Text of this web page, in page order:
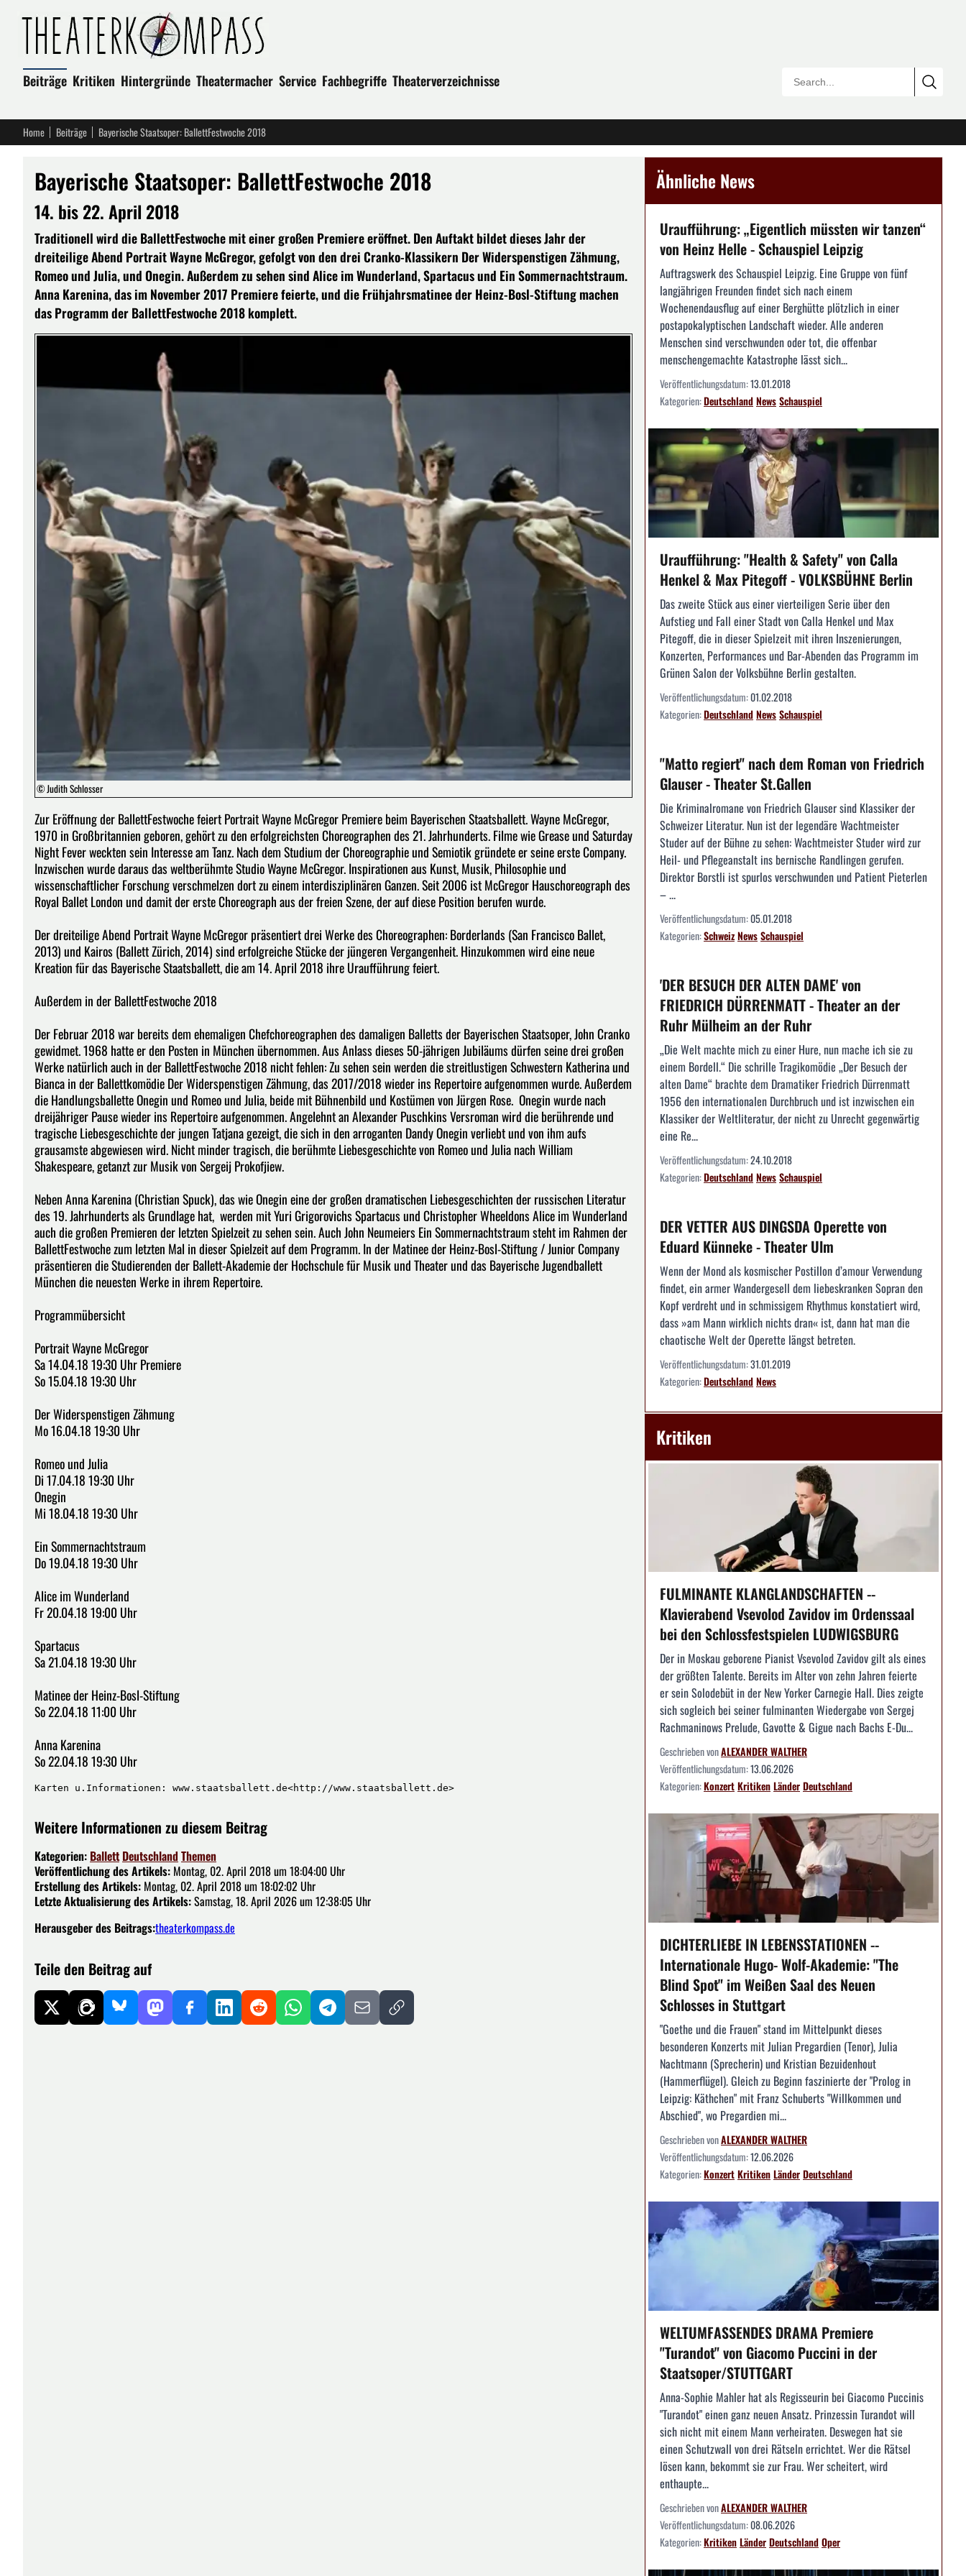
Beiträge Kritiken Hintergründe Theatermacher Service Fachbegriffe Theaterverzeichnisse
Home Beiträge Bayerische Staatsoper: BallettFestwoche 2018
Bayerische Staatsoper: BallettFestwoche 2018
14. bis 22. April 2018
Traditionell wird die BallettFestwoche mit einer großen Premiere eröffnet. Den Auftakt bildet dieses Jahr der
dreiteilige Abend Portrait Wayne McGregor, gefolgt von den drei Cranko-Klassikern Der Widerspenstigen Zähmung,
Romeo und Julia, und Onegin. Außerdem zu sehen sind Alice im Wunderland, Spartacus und Ein Sommernachtstraum.
Anna Karenina, das im November 2017 Premiere feierte, und die Frühjahrsmatinee der Heinz-Bosl-Stiftung machen
das Programm der BallettFestwoche 2018 komplett.
© Judith Schlosser
Zur Eröffnung der BallettFestwoche feiert Portrait Wayne McGregor Premiere beim Bayerischen Staatsballett. Wayne McGregor,
1970 in Großbritannien geboren, gehört zu den erfolgreichsten Choreographen des 21. Jahrhunderts. Filme wie Grease und Saturday
Night Fever weckten sein Interesse am Tanz. Nach dem Studium der Choreographie und Semiotik gründete er seine erste Company.
Inzwischen wurde daraus das weltberühmte Studio Wayne McGregor. Inspirationen aus Kunst, Musik, Philosophie und
wissenschaftlicher Forschung verschmelzen dort zu einem interdisziplinären Ganzen. Seit 2006 ist McGregor Hauschoreograph des
Royal Ballet London und damit der erste Choreograph aus der freien Szene, der auf diese Position berufen wurde.
Der dreiteilige Abend Portrait Wayne McGregor präsentiert drei Werke des Choreographen: Borderlands (San Francisco Ballet,
2013) und Kairos (Ballett Zürich, 2014) sind erfolgreiche Stücke der jüngeren Vergangenheit. Hinzukommen wird eine neue
Kreation für das Bayerische Staatsballett, die am 14. April 2018 ihre Uraufführung feiert.
Außerdem in der BallettFestwoche 2018
Der Februar 2018 war bereits dem ehemaligen Chefchoreographen des damaligen Balletts der Bayerischen Staatsoper, John Cranko
gewidmet. 1968 hatte er den Posten in München übernommen. Aus Anlass dieses 50-jährigen Jubiläums dürfen seine drei großen
Werke natürlich auch in der BallettFestwoche 2018 nicht fehlen: Zu sehen sein werden die streitlustigen Schwestern Katherina und
Bianca in der Ballettkomödie Der Widerspenstigen Zähmung, das 2017/2018 wieder ins Repertoire aufgenommen wurde. Außerdem
die Handlungsballette Onegin und Romeo und Julia, beide mit Bühnenbild und Kostümen von Jürgen Rose. Onegin wurde nach
dreijähriger Pause wieder ins Repertoire aufgenommen. Angelehnt an Alexander Puschkins Versroman wird die berührende und
tragische Liebesgeschichte der jungen Tatjana gezeigt, die sich in den arroganten Dandy Onegin verliebt und von ihm aufs
grausamste abgewiesen wird. Nicht minder tragisch, die berühmte Liebesgeschichte von Romeo und Julia nach William
Shakespeare, getanzt zur Musik von Sergeij Prokofjiew.
Neben Anna Karenina (Christian Spuck), das wie Onegin eine der großen dramatischen Liebesgeschichten der russischen Literatur
des 19. Jahrhunderts als Grundlage hat, werden mit Yuri Grigorovichs Spartacus und Christopher Wheeldons Alice im Wunderland
auch die großen Premieren der letzten Spielzeit zu sehen sein. Auch John Neumeiers Ein Sommernachtstraum steht im Rahmen der
BallettFestwoche zum letzten Mal in dieser Spielzeit auf dem Programm. In der Matinee der Heinz-Bosl-Stiftung / Junior Company
präsentieren die Studierenden der Ballett-Akademie der Hochschule für Musik und Theater und das Bayerische Jugendballett
München die neuesten Werke in ihrem Repertoire.
Programmübersicht
Portrait Wayne McGregor
Sa 14.04.18 19:30 Uhr Premiere
So 15.04.18 19:30 Uhr
Der Widerspenstigen Zähmung
Mo 16.04.18 19:30 Uhr
Romeo und Julia
Di 17.04.18 19:30 Uhr
Onegin
Mi 18.04.18 19:30 Uhr
Ein Sommernachtstraum
Do 19.04.18 19:30 Uhr
Alice im Wunderland
Fr 20.04.18 19:00 Uhr
Spartacus
Sa 21.04.18 19:30 Uhr
Matinee der Heinz-Bosl-Stiftung
So 22.04.18 11:00 Uhr
Anna Karenina
So 22.04.18 19:30 Uhr
Karten u.Informationen: www.staatsballett.de<http://www.staatsballett.de>
Weitere Informationen zu diesem Beitrag
Kategorien: Ballett Deutschland Themen
Veröffentlichung des Artikels: Montag, 02. April 2018 um 18:04:00 Uhr
Erstellung des Artikels: Montag, 02. April 2018 um 18:02:02 Uhr
Letzte Aktualisierung des Artikels:Samstag, 18. April 2026 um 12:38:05 Uhr
Herausgeber des Beitrags:theaterkompass.de
Teile den Beitrag auf
Ähnliche News
Uraufführung: „Eigentlich müssten wir tanzen“
von Heinz Helle - Schauspiel Leipzig
Auftragswerk des Schauspiel Leipzig. Eine Gruppe von fünf
langjährigen Freunden findet sich nach einem
Wochenendausflug auf einer Berghütte plötzlich in einer
postapokalyptischen Landschaft wieder. Alle anderen
Menschen sind verschwunden oder tot, die offenbar
menschengemachte Katastrophe lässt sich...
Veröffentlichungsdatum:13.01.2018
Kategorien:DeutschlandNewsSchauspiel
Uraufführung: "Health & Safety" von Calla
Henkel & Max Pitegoff - VOLKSBÜHNE Berlin
Das zweite Stück aus einer vierteiligen Serie über den
Aufstieg und Fall einer Stadt von Calla Henkel und Max
Pitegoff, die in dieser Spielzeit mit ihren Inszenierungen,
Konzerten, Performances und Bar-Abenden das Programm im
Grünen Salon der Volksbühne Berlin gestalten.
Veröffentlichungsdatum:01.02.2018
Kategorien:DeutschlandNewsSchauspiel
"Matto regiert" nach dem Roman von Friedrich
Glauser - Theater St.Gallen
Die Kriminalromane von Friedrich Glauser sind Klassiker der
Schweizer Literatur. Nun ist der legendäre Wachtmeister
Studer auf der Bühne zu sehen: Wachtmeister Studer wird zur
Heil- und Pflegeanstalt ins bernische Randlingen gerufen.
Direktor Borstli ist spurlos verschwunden und Patient Pieterlen
– ...
Veröffentlichungsdatum:05.01.2018
Kategorien:SchweizNewsSchauspiel
'DER BESUCH DER ALTEN DAME' von
FRIEDRICH DÜRRENMATT - Theater an der
Ruhr Mülheim an der Ruhr
„Die Welt machte mich zu einer Hure, nun mache ich sie zu
einem Bordell.“ Die schrille Tragikomödie „Der Besuch der
alten Dame“ brachte dem Dramatiker Friedrich Dürrenmatt
1956 den internationalen Durchbruch und ist inzwischen ein
Klassiker der Weltliteratur, der nicht zu Unrecht gegenwärtig
eine Re...
Veröffentlichungsdatum:24.10.2018
Kategorien:DeutschlandNewsSchauspiel
DER VETTER AUS DINGSDA Operette von
Eduard Künneke - Theater Ulm
Wenn der Mond als kosmischer Postillon d’amour Verwendung
findet, ein armer Wandergesell dem liebeskranken Sopran den
Kopf verdreht und in schmissigem Rhythmus konstatiert wird,
dass »am Mann wirklich nichts dran« ist, dann hat man die
chaotische Welt der Operette längst betreten.
Veröffentlichungsdatum:31.01.2019
Kategorien:DeutschlandNews
Kritiken
FULMINANTE KLANGLANDSCHAFTEN --
Klavierabend Vsevolod Zavidov im Ordenssaal
bei den Schlossfestspielen LUDWIGSBURG
Der in Moskau geborene Pianist Vsevolod Zavidov gilt als eines
der größten Talente. Bereits im Alter von zehn Jahren feierte
er sein Solodebüt in der New Yorker Carnegie Hall. Dies zeigte
sich sogleich bei seiner fulminanten Wiedergabe von Sergej
Rachmaninows Prelude, Gavotte & Gigue nach Bachs E-Du...
Geschrieben vonALEXANDER WALTHER
Veröffentlichungsdatum:13.06.2026
Kategorien:KonzertKritikenLänderDeutschland
DICHTERLIEBE IN LEBENSSTATIONEN --
Internationale Hugo- Wolf-Akademie: "The
Blind Spot" im Weißen Saal des Neuen
Schlosses in Stuttgart
"Goethe und die Frauen" stand im Mittelpunkt dieses
besonderen Konzerts mit Julian Pregardien (Tenor), Julia
Nachtmann (Sprecherin) und Kristian Bezuidenhout
(Hammerflügel). Gleich zu Beginn faszinierte der "Prolog in
Leipzig: Käthchen" mit Franz Schuberts "Willkommen und
Abschied", wo Pregardien mi...
Geschrieben vonALEXANDER WALTHER
Veröffentlichungsdatum:12.06.2026
Kategorien:KonzertKritikenLänderDeutschland
WELTUMFASSENDES DRAMA Premiere
"Turandot" von Giacomo Puccini in der
Staatsoper/STUTTGART
Anna-Sophie Mahler hat als Regisseurin bei Giacomo Puccinis
"Turandot" einen ganz neuen Ansatz. Prinzessin Turandot will
sich nicht mit einem Mann verheiraten. Deswegen hat sie
einen Schutzwall von drei Rätseln errichtet. Wer die Rätsel
lösen kann, bekommt sie zur Frau. Wer scheitert, wird
enthaupte...
Geschrieben vonALEXANDER WALTHER
Veröffentlichungsdatum:08.06.2026
Kategorien:KritikenLänderDeutschlandOper